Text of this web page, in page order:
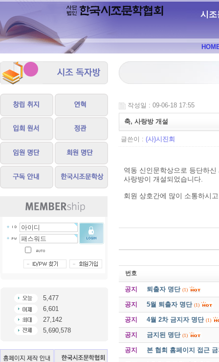
시조
5,477
6,601
27,142
5,690,578
작성일 : 09-06-18 17:55
축, 사랑방 개설
글쓴이 : (사)시진회
역동 신인문학상으로 등단하
사랑방이 개설되었습니다.
회원 상호간에 많이 소통하시
번호
공지 퇴출자 명단 (1)
공지 5월 퇴출자 명단 (1)
공지 4월 2차 금지자 명단 (1)
공지 금지된 명단 (1)
공지 본 협회 홈페이지 접근